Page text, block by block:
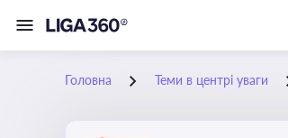
Головна Теми в центрі уваги